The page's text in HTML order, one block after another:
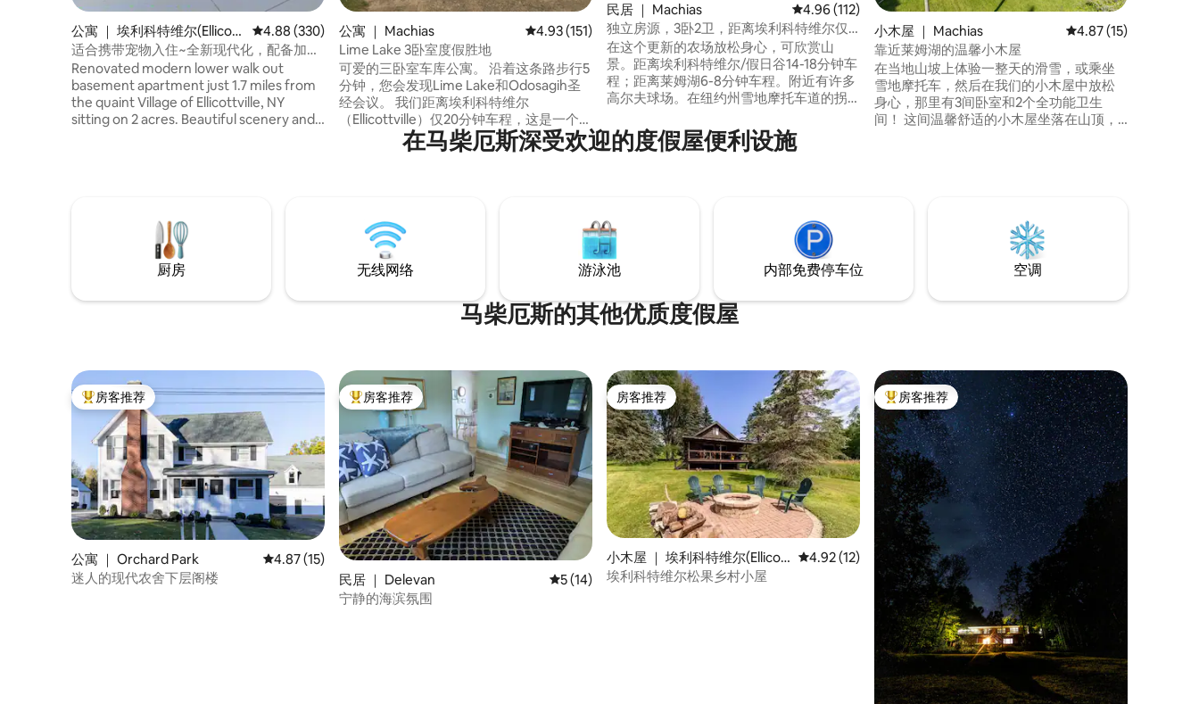
公寓 ｜ 埃利科特维尔(Ellicott
ville)
平均评分 4.88 分（满分 5 分），共 330 条评价
4.88 (330)
适合携带宠物入住~全新现代化，配备加大
双人床
Renovated modern lower walk out
basement apartment just 1.7 miles from
the quaint Village of Ellicottville, NY
sitting on 2 acres. Beautiful scenery and a
*Please heart our listing to save and
reference later.
公寓 ｜ Machias 平均评分 4.93 分（满分 5 分），共 151 条评价
4.93 (151)
Lime Lake 3卧室度假胜地
可爱的三卧室车库公寓。 沿着这条路步行5
分钟，您会发现Lime Lake和Odosagih圣
经会议。 我们距离埃利科特维尔
（Ellicottville）仅20分钟车程，这是一个迷
人的全年度假小镇，是假日谷（Holiday
Valley）和霍利蒙特（Holimont）的所在
都在附近。 体验经典，Delevan汽车影院
距离这里仅5英里。
民居 ｜ Machias 平均评分 4.96 分（满分 5 分），共 112 条评价
4.96 (112)
独立房源，3卧2卫，距离埃利科特维尔仅
几分钟车程
在这个更新的农场放松身心，可欣赏山
景。距离埃利科特维尔/假日谷14-18分钟车
程；距离莱姆湖6-8分钟车程。附近有许多
高尔夫球场。在纽约州雪地摩托车道的拐
坐山地过山车，划船，或者只是远离喧嚣--
这里就是您的理想选择。每间卧室均配备
让您放松身心。
小木屋 ｜ Machias 平均评分 4.87 分（满
4.87 (15)
靠近莱姆湖的温馨小木屋
在当地山坡上体验一整天的滑雪，或乘坐
雪地摩托车，然后在我们的小木屋中放松
身心，那里有3间卧室和2个全功能卫生
间！ 这间温馨舒适的小木屋坐落在山顶，
在马柴厄斯深受欢迎的度假屋便利设施
厨房 无线网络 游泳池 内部免费停车位 空调
马柴厄斯的其他优质度假屋
热门「房客推荐」
房客推荐
公寓 ｜ Orchard Park 平均评分 4.87 分（满分 5 分），共 15 条评价
4.87 (15)
迷人的现代农舍下层阁楼
热门「房客推荐」
房客推荐
民居 ｜ Delevan 平均评分 5 分（满分 5 分），共 14 条评价
5 (14)
宁静的海滨氛围
房客推荐
房客推荐
小木屋 ｜ 埃利科特维尔(Ellicott
ville)
平均评分 4.92 分（满分 5 分），共 12 条评价
4.92 (12)
埃利科特维尔松果乡村小屋
热门「房客推荐」
房客推荐